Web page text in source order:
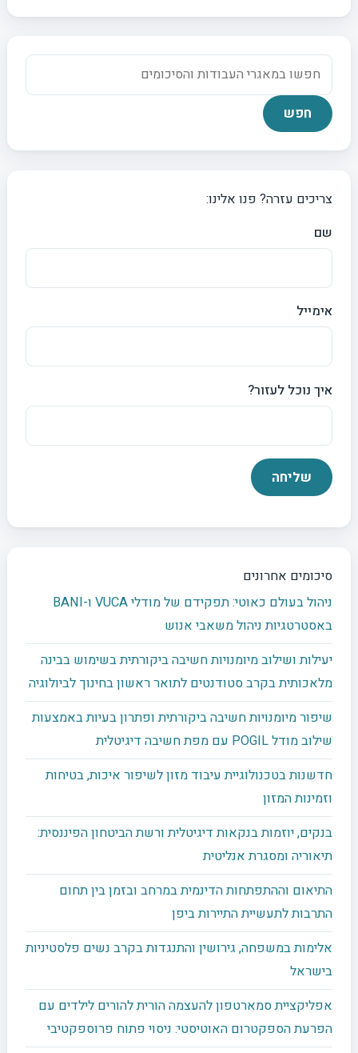
צריכים עזרה? פנו אלינו:
שם
אימייל
איך נוכל לעזור?
סיכומים אחרונים
ניהול בעולם כאוטי: תפקידם של מודלי VUCA ו-BANI
באסטרטגיות ניהול משאבי אנוש
יעילות ושילוב מיומנויות חשיבה ביקורתית בשימוש בבינה
מלאכותית בקרב סטודנטים לתואר ראשון בחינוך לביולוגיה
שיפור מיומנויות חשיבה ביקורתית ופתרון בעיות באמצעות
שילוב מודל POGIL עם מפת חשיבה דיגיטלית
חדשנות בטכנולוגיית עיבוד מזון לשיפור איכות, בטיחות
וזמינות המזון
בנקים, יוזמות בנקאות דיגיטלית ורשת הביטחון הפיננסית:
תיאוריה ומסגרת אנליטית
התיאום וההתפתחות הדינמית במרחב ובזמן בין תחום
התרבות לתעשיית התיירות ביפן
אלימות במשפחה, גירושין והתנגדות בקרב נשים פלסטיניות
בישראל
אפליקציית סמארטפון להעצמה הורית להורים לילדים עם
הפרעת הספקטרום האוטיסטי: ניסוי פתוח פרוספקטיבי